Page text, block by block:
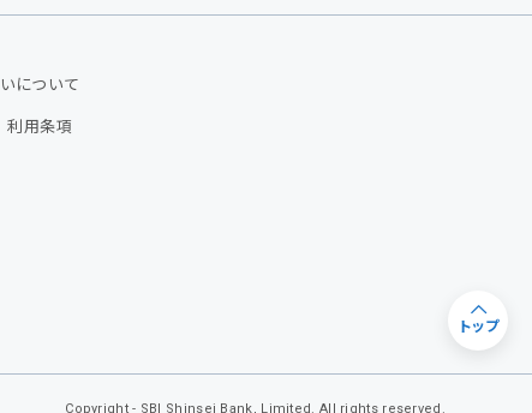
について
利用条項
Copyright - SBI Shinsei Bank, Limited. All rights reserved.
トップ